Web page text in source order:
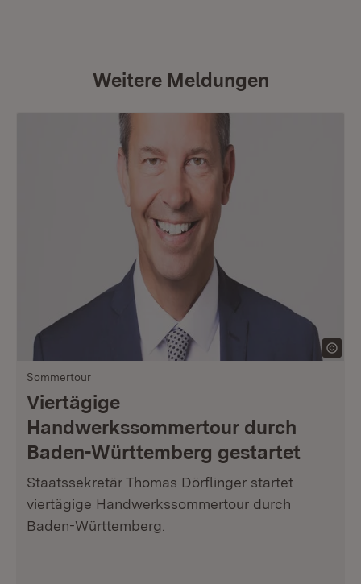
Weitere Meldungen
Sommertour
Viertägige
Handwerkssommertour durch
Baden-Württemberg gestartet
Staatssekretär Thomas Dörflinger startet
viertägige Handwerkssommertour durch
Baden-Württemberg.